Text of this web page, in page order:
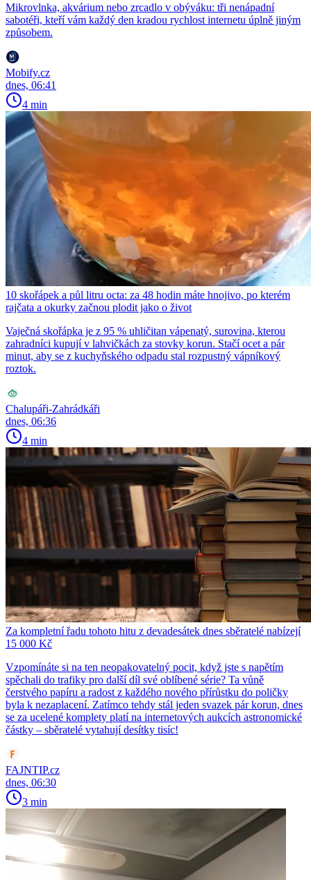
Mikrovlnka, akvárium nebo zrcadlo v obýváku: tři nenápadní
sabotéři, kteří vám každý den kradou rychlost internetu úplně jiným
způsobem.
Mobify.cz
dnes, 06:41
4 min
10 skořápek a půl litru octa: za 48 hodin máte hnojivo, po kterém
rajčata a okurky začnou plodit jako o život
Vaječná skořápka je z 95 % uhličitan vápenatý, surovina, kterou
zahradníci kupují v lahvičkách za stovky korun. Stačí ocet a pár
minut, aby se z kuchyňského odpadu stal rozpustný vápníkový
roztok.
Chalupáři-Zahrádkáři
dnes, 06:36
4 min
Za kompletní řadu tohoto hitu z devadesátek dnes sběratelé nabízejí
15 000 Kč
Vzpomínáte si na ten neopakovatelný pocit, když jste s napětím
spěchali do trafiky pro další díl své oblíbené série? Ta vůně
čerstvého papíru a radost z každého nového přírůstku do poličky
byla k nezaplacení. Zatímco tehdy stál jeden svazek pár korun, dnes
se za ucelené komplety platí na internetových aukcích astronomické
částky – sběratelé vytahují desítky tisíc!
FAJNTIP.cz
dnes, 06:30
3 min